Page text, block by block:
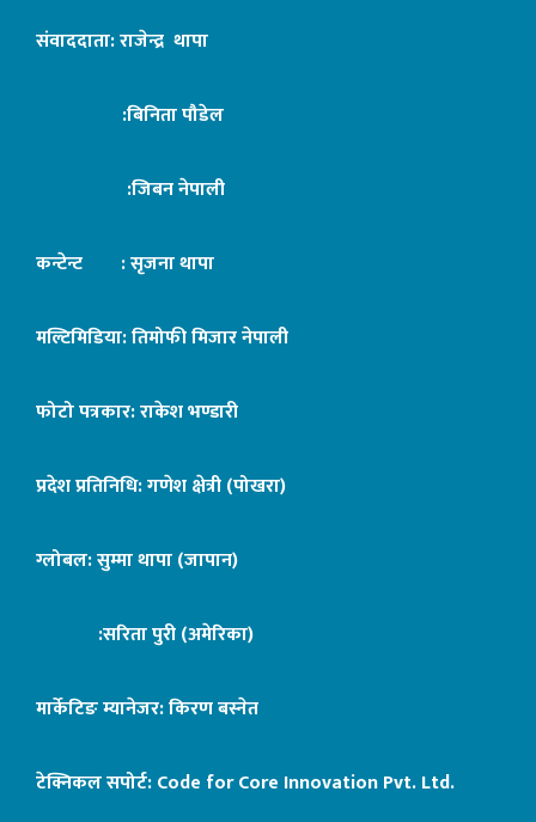
संवाददाता: राजेन्द्र थापा
:बिनिता पौडेल
:जिबन नेपाली
कन्टेन्ट : सृजना थापा
मल्टिमिडिया: तिमोफी मिजार नेपाली
फोटो पत्रकार: राकेश भण्डारी
प्रदेश प्रतिनिधि: गणेश क्षेत्री (पोखरा)
ग्लोबल: सुम्मा थापा (जापान)
:सरिता पुरी (अमेरिका)
मार्केटिङ म्यानेजर: किरण बस्नेत
टेक्निकल सपोर्ट:Code for Core Innovation Pvt. Ltd.